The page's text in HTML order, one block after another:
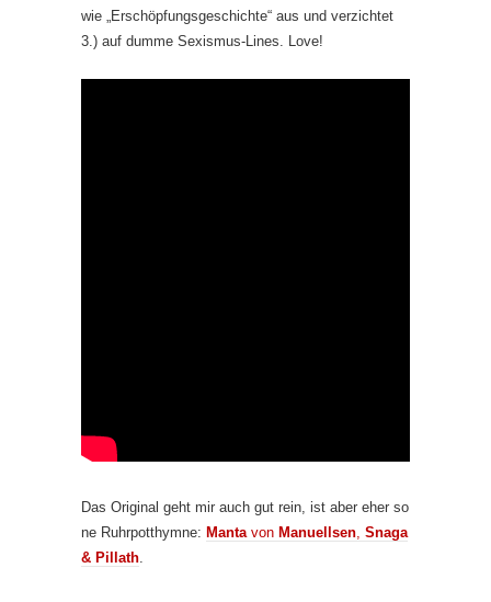
wie „Erschöpfungsgeschichte“ aus und verzichtet
3.) auf dumme Sexismus-Lines. Love!
Das Original geht mir auch gut rein, ist aber eher so
ne Ruhrpotthymne: Mantavon Manuellsen, Snaga
& Pillath.